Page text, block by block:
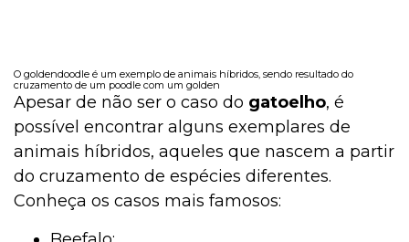
O goldendoodle é um exemplo de animais híbridos, sendo resultado do
cruzamento de um poodle com um golden
Apesar de não ser o caso do gatoelho, é
possível encontrar alguns exemplares de
animais híbridos, aqueles que nascem a partir
do cruzamento de espécies diferentes.
Conheça os casos mais famosos: